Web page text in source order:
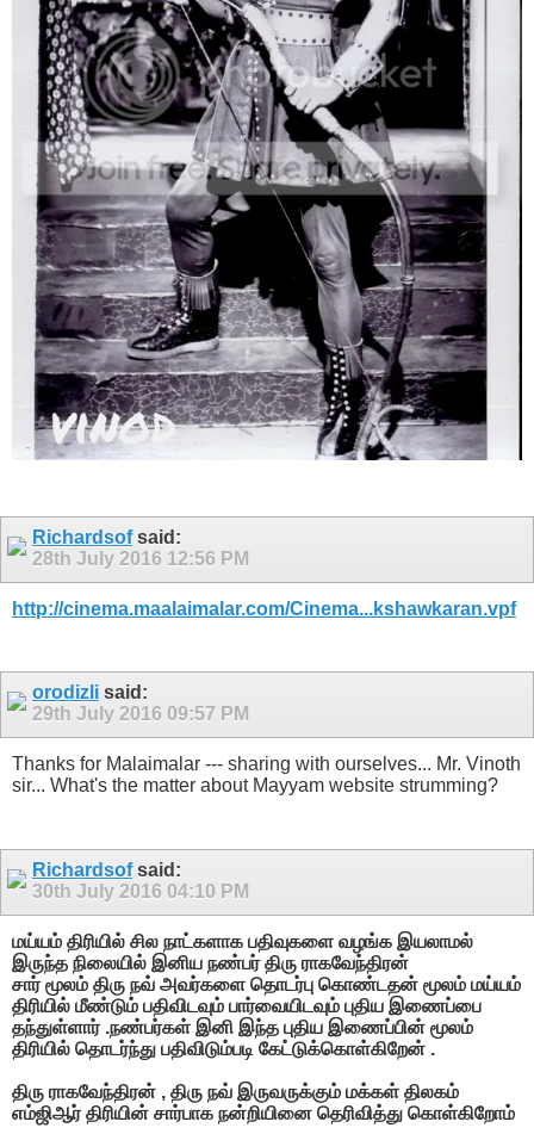
Richardsofsaid:
28th July 2016 12:56 PM
http://cinema.maalaimalar.com/Cinema...kshawkaran.vpf
orodizli said:
29th July 2016 09:57 PM
Thanks for Malaimalar --- sharing with ourselves... Mr. Vinoth
sir... What's the matter about Mayyam website strumming?
Richardsofsaid:
30th July 2016 04:10 PM
மய்யம் திரியில் சில நாட்களாக பதிவுகளை வழங்க இயலாமல்
இருந்த நிலையில் இனிய நண்பர் திரு ராகவேந்திரன்
சார் மூலம் திரு நவ் அவர்களை தொடர்பு கொண்டதன் மூலம் மய்யம்
திரியில் மீண்டும் பதிவிடவும் பார்வையிடவும் புதிய இணைப்பை
தந்துள்ளார் .நண்பர்கள் இனி இந்த புதிய இணைப்பின் மூலம்
திரியில் தொடர்ந்து பதிவிடும்படி கேட்டுக்கொள்கிறேன் .
திரு ராகவேந்திரன் , திரு நவ் இருவருக்கும் மக்கள் திலகம்
எம்ஜிஆர் திரியின் சார்பாக நன்றியினை தெரிவித்து கொள்கிறோம்